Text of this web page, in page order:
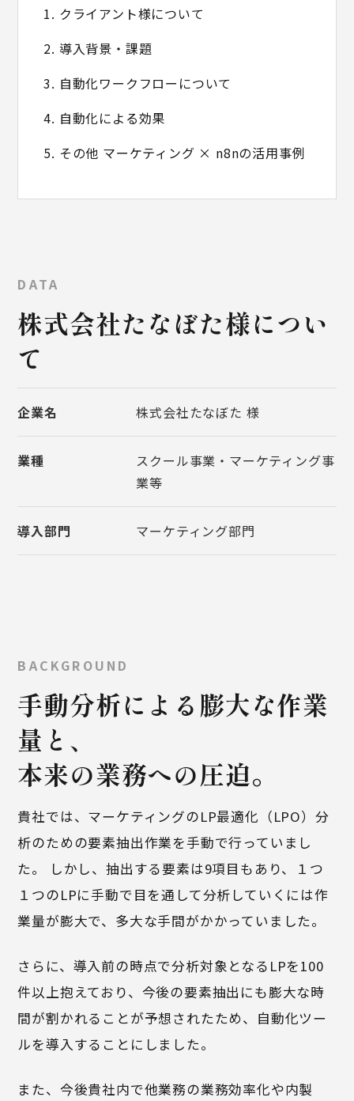
1. クライアント様について
2. 導入背景・課題
3. 自動化ワークフローについて
4. 自動化による効果
5. その他 マーケティング × n8nの活用事例
DATA
株式会社たなぼた様につい
て
企業名 株式会社たなぼた 様
業種
スクール事業・マーケティング事
業等
導入部門 マーケティング部門
BACKGROUND
手動分析による膨大な作業
量と、
本来の業務への圧迫。
貴社では、マーケティングのLP最適化（LPO）分
析のための要素抽出作業を手動で行っていまし
た。 しかし、抽出する要素は9項目もあり、１つ
１つのLPに手動で目を通して分析していくには作
業量が膨大で、多大な手間がかかっていました。
さらに、導入前の時点で分析対象となるLPを100
件以上抱えており、今後の要素抽出にも膨大な時
間が割かれることが予想されたため、自動化ツー
ルを導入することにしました。
また、今後貴社内で他業務の業務効率化や内製